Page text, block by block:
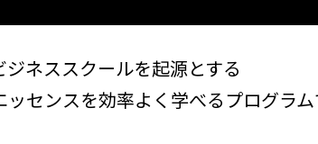
ネススクールを起源とする
センスを効率よく学べるプログラ